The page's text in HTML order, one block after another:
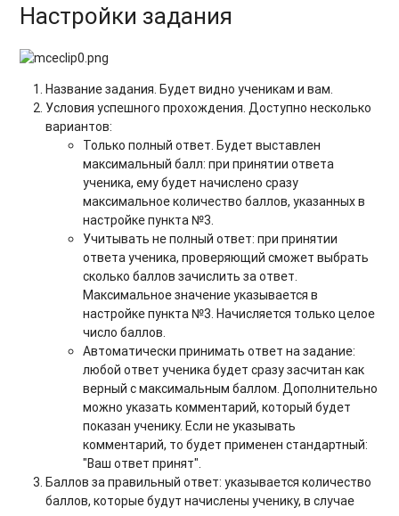
Настройки задания
Название задания. Будет видно ученикам и вам.
Условия успешного прохождения. Доступно несколько
вариантов:
Только полный ответ. Будет выставлен
максимальный балл: при принятии ответа
ученика, ему будет начислено сразу
максимальное количество баллов, указанных в
настройке пункта №3.
Учитывать не полный ответ: при принятии
ответа ученика, проверяющий сможет выбрать
сколько баллов зачислить за ответ.
Максимальное значение указывается в
настройке пункта №3. Начисляется только целое
число баллов.
Автоматически принимать ответ на задание:
любой ответ ученика будет сразу засчитан как
верный с максимальным баллом. Дополнительно
можно указать комментарий, который будет
показан ученику. Если не указывать
комментарий, то будет применен стандартный:
"Ваш ответ принят".
Баллов за правильный ответ: указывается количество
баллов, которые будут начислены ученику, в случае